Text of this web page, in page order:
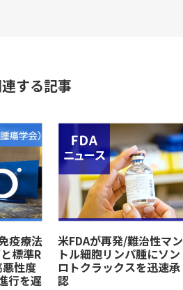
する記事
疫療法
標準R
性度
行を遅
米FDAが再発/難治性マン
トル細胞リンパ腫にソン
ロトクラックスを迅速承
認